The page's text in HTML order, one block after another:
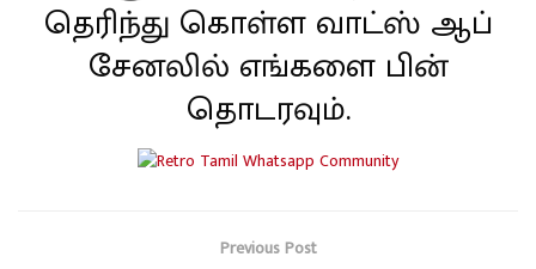
தெரிந்து கொள்ள வாட்ஸ் ஆப்
சேனலில் எங்களை பின்
தொடரவும்.
Previous Post